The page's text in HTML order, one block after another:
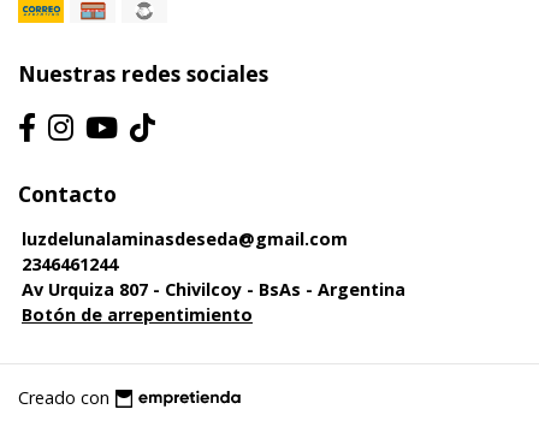
Nuestras redes sociales
Contacto
luzdelunalaminasdeseda@gmail.com
2346461244
Av Urquiza 807 - Chivilcoy - BsAs - Argentina
Botón de arrepentimiento
Creado con